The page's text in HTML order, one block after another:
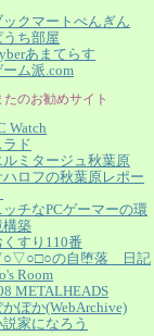
ックマートぺんぎん
うち部屋
あまてらす
ーム派.com
たのお勧めサイト
Watch
ラド
ルミタージュ秋葉原
ハロフの秋葉原レポー
ッチなPCゲーマーの環
構築
くすり110番
の自堕落 日記
Room
METALHEADS
かぽか(WebArchive)
説家になろう